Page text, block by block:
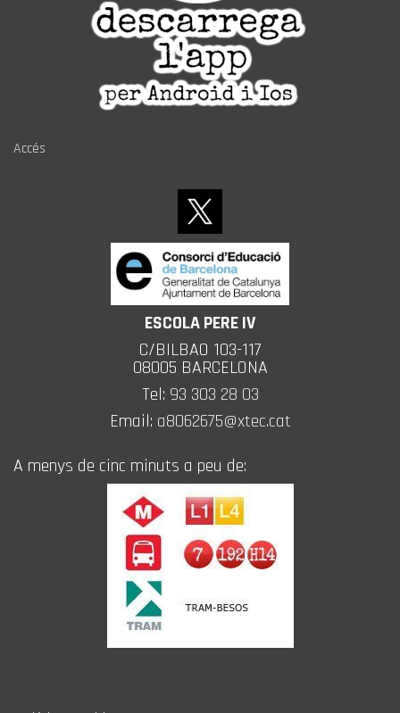
Accés
ESCOLA PERE IV
C/BILBAO 103-117
08005 BARCELONA
Tel: 93 303 28 03
Email: a8062675@xtec.cat
A menys de cinc minuts a peu de: